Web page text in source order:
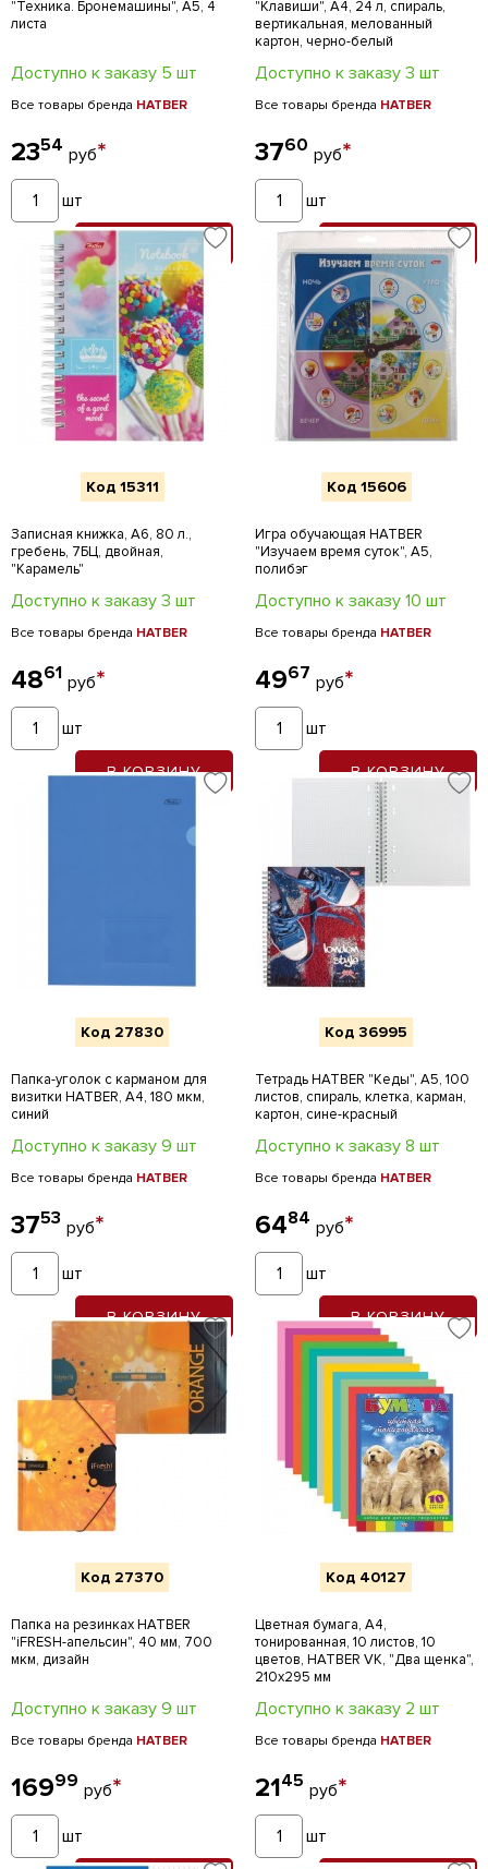
"Техника. Бронемашины", А5, 4
листа
Доступно к заказу 5 шт
Все товары бренда HATBER
2354 руб*
шт
В КОРЗИНУ
"Клавиши", А4, 24 л, спираль,
вертикальная, мелованный
картон, черно-белый
Доступно к заказу 3 шт
Все товары бренда HATBER
3760 руб*
шт
В КОРЗИНУ
Код 15311
Записная книжка, А6, 80 л.,
гребень, 7БЦ, двойная,
"Карамель"
Доступно к заказу 3 шт
Все товары бренда HATBER
4861 руб*
шт
В КОРЗИНУ
Код 15606
Игра обучающая HATBER
"Изучаем время суток", А5,
полибэг
Доступно к заказу 10 шт
Все товары бренда HATBER
4967 руб*
шт
В КОРЗИНУ
Код 27830
Папка-уголок с карманом для
визитки HATBER, А4, 180 мкм,
синий
Доступно к заказу 9 шт
Все товары бренда HATBER
3753 руб*
шт
В КОРЗИНУ
Код 36995
Тетрадь HATBER "Кеды", А5, 100
листов, спираль, клетка, карман,
картон, сине-красный
Доступно к заказу 8 шт
Все товары бренда HATBER
6484 руб*
шт
В КОРЗИНУ
Код 27370
Папка на резинках HATBER
"iFRESH-апельсин", 40 мм, 700
мкм, дизайн
Доступно к заказу 9 шт
Все товары бренда HATBER
16999 руб*
шт
Код 40127
Цветная бумага, А4,
тонированная, 10 листов, 10
цветов, HATBER VK, "Два щенка",
210х295 мм
Доступно к заказу 2 шт
Все товары бренда HATBER
2145 руб*
шт